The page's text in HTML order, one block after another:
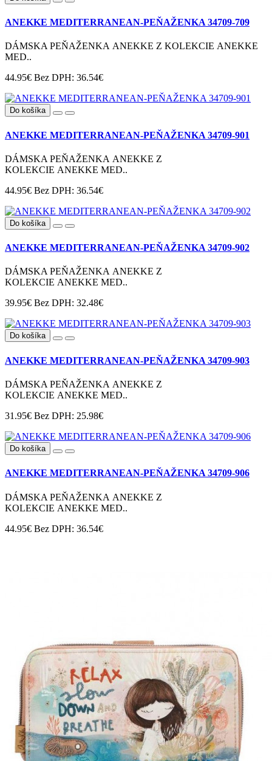
ANEKKE MEDITERRANEAN-PEŇAŽENKA 34709-709
DÁMSKA PEŇAŽENKA ANEKKE Z KOLEKCIE ANEKKE
MED..
44.95€ Bez DPH: 36.54€
Do košíka
ANEKKE MEDITERRANEAN-PEŇAŽENKA 34709-901
DÁMSKA PEŇAŽENKA ANEKKE Z
KOLEKCIE ANEKKE MED..
44.95€ Bez DPH: 36.54€
Do košíka
ANEKKE MEDITERRANEAN-PEŇAŽENKA 34709-902
DÁMSKA PEŇAŽENKA ANEKKE Z
KOLEKCIE ANEKKE MED..
39.95€ Bez DPH: 32.48€
Do košíka
ANEKKE MEDITERRANEAN-PEŇAŽENKA 34709-903
DÁMSKA PEŇAŽENKA ANEKKE Z
KOLEKCIE ANEKKE MED..
31.95€ Bez DPH: 25.98€
Do košíka
ANEKKE MEDITERRANEAN-PEŇAŽENKA 34709-906
DÁMSKA PEŇAŽENKA ANEKKE Z
KOLEKCIE ANEKKE MED..
44.95€ Bez DPH: 36.54€